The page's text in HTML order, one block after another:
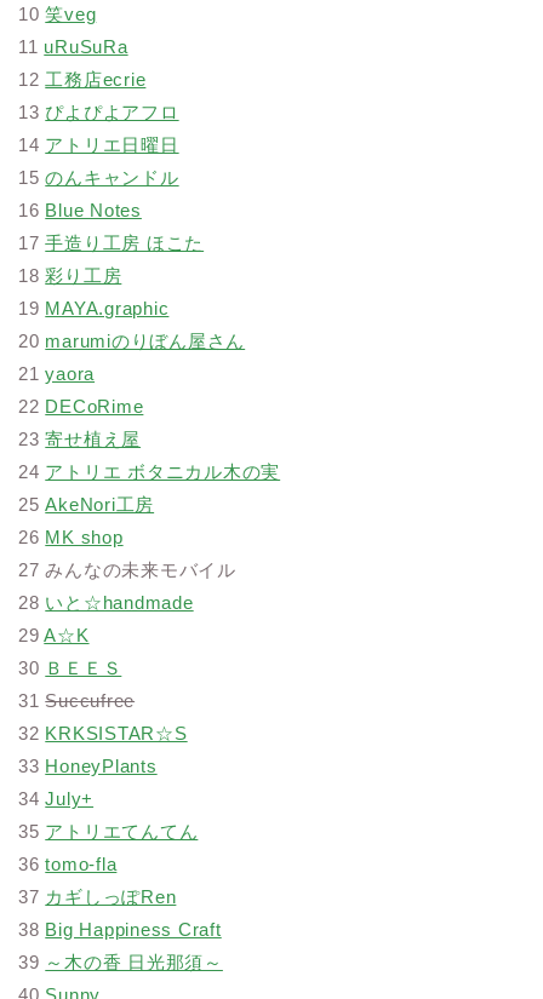
10笑veg
11 uRuSuRa
12 工務店ecrie
13 ぴよぴよアフロ
14 アトリエ日曜日
15のんキャンドル
16 Blue Notes
17手造り工房 ほこた
18彩り工房
19 MAYA.graphic
20 marumiのりぼん屋さん
21yaora
22 DECoRime
23寄せ植え屋
24 アトリエ ボタニカル木の実
25AkeNori工房
26 MK shop
27 みんなの未来モバイル
28 いと☆handmade
29A☆K
30 ＢＥＥＳ
31Succufree
32 KRKSISTAR☆S
33 HoneyPlants
34July+
35 アトリエてんてん
36tomo-fla
37 カギしっぽRen
38 Big Happiness Craft
39 ～木の香 日光那須～
40 Sunny